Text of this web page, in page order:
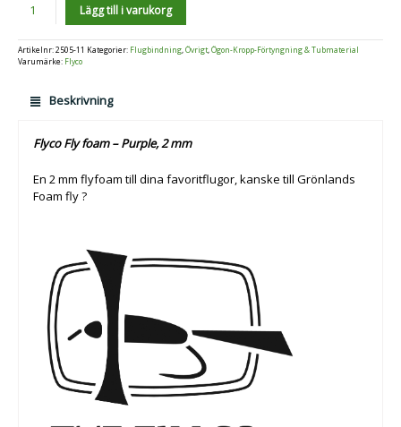
Antal Lägg till i varukorg
Artikelnr:2505-11 Kategorier: Flugbindning,Övrigt,Ögon-Kropp-Förtyngning & Tubmaterial
Varumärke: Flyco
Beskrivning
Flyco Fly foam – Purple, 2 mm
En 2 mm flyfoam till dina favoritflugor, kanske till Grönlands
Foam fly ?